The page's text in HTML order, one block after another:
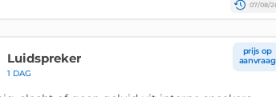
07/08/
Luidspreker
1 DAG
prijs op
aanvraag